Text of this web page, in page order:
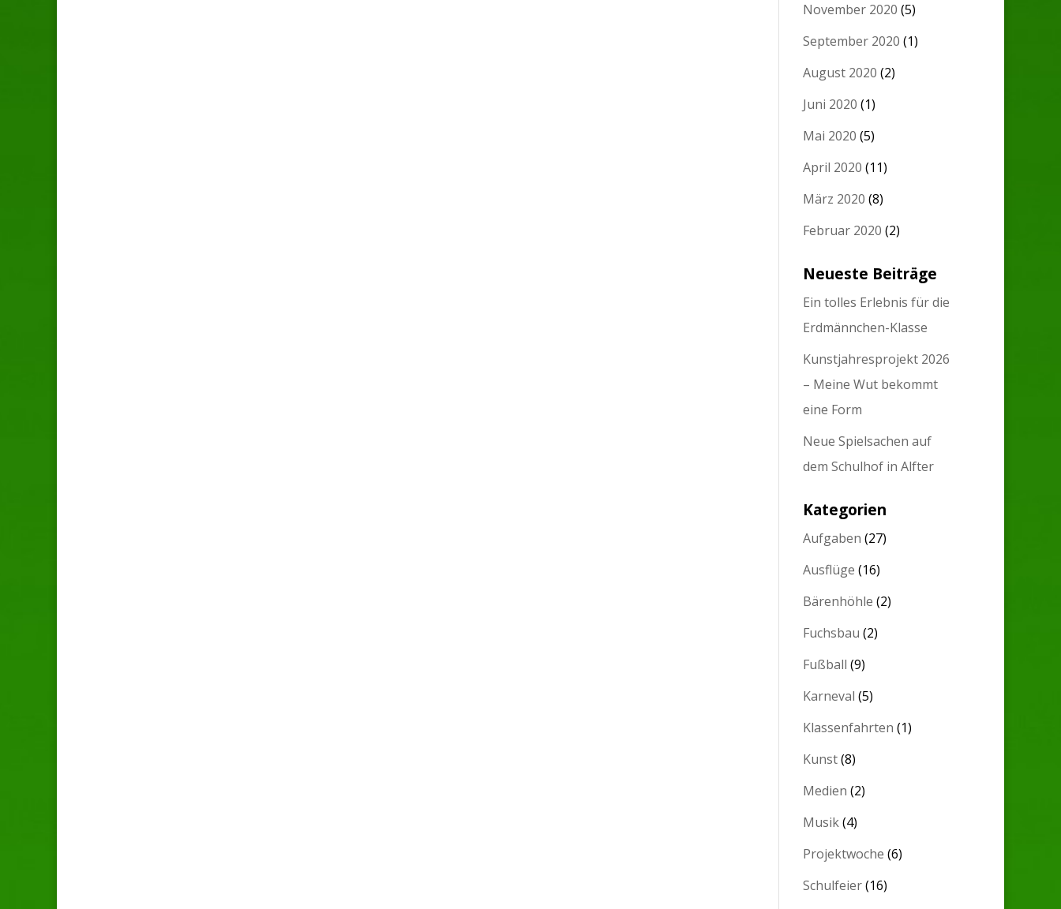
November 2020 (5)
September 2020 (1)
August 2020 (2)
Juni 2020 (1)
Mai 2020 (5)
April 2020 (11)
März 2020 (8)
Februar 2020 (2)
Neueste Beiträge
Ein tolles Erlebnis für die
Erdmännchen-Klasse
Kunstjahresprojekt 2026
– Meine Wut bekommt
eine Form
Neue Spielsachen auf
dem Schulhof in Alfter
Kategorien
Aufgaben (27)
Ausflüge (16)
Bärenhöhle (2)
Fuchsbau (2)
Fußball (9)
Karneval (5)
Klassenfahrten (1)
Kunst(8)
Medien (2)
Musik(4)
Projektwoche (6)
Schulfeier(16)